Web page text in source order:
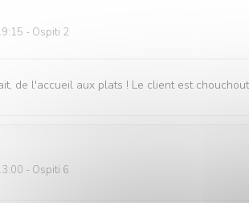
- Ospiti 2
de l'accueil aux plats ! Le client est
- Ospiti 6